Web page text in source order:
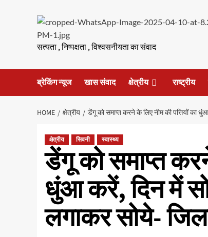
सत्यता , निष्पक्षता , विश्वसनीयता का संवाद
ब्रेकिंग न्यूज खास संवाद क्षेत्रीय राष्ट्रीय
HOME क्षेत्रीय डेंगू को समाप्त करने के लिए नीम की पत्तियों का
क्षेत्रीय सिवनी स्वास्थ्य
डेंगू को समाप्त
धुंआ करें, दिन में
लगाकर सोये-